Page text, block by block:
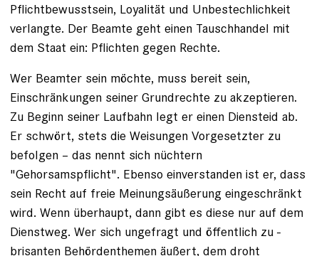
Pflichtbewusstsein, Loyalität und ­Unbestechlichkeit
verlangte. Der Beamte geht einen Tauschhandel mit
dem Staat ein: Pflichten gegen Rechte.
Wer Beamter sein möchte, muss bereit sein,
Einschränkungen seiner Grundrechte zu akzep­tieren.
Zu Beginn seiner Laufbahn legt er einen Diensteid ab.
Er schwört, stets die Weisungen Vorgesetzter zu
befolgen – das nennt sich nüchtern
"Gehorsamspflicht". Ebenso einverstanden ist er, dass
sein Recht auf freie Meinungsäußerung eingeschränkt
wird. Wenn überhaupt, dann gibt es diese nur auf dem
Dienstweg. Wer sich ungefragt und öffentlich zu ­
brisanten Behördenthemen äußert, dem droht